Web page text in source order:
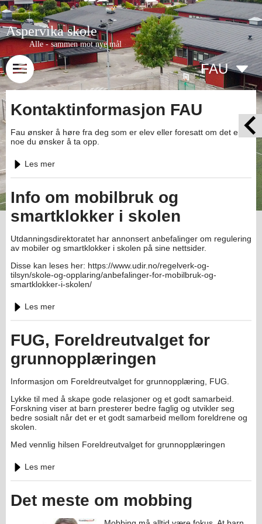
Aspervika skole
Alle - sammen mot nye mål
FAU
Kontaktinformasjon FAU
Fau ønsker å høre fra deg som er elev eller foresatt om det er
noe du ønsker å ta opp.
Les mer
Info om mobilbruk og
smartklokker i skolen
Utdanningsdirektoratet har annonsert anbefalinger om regulering
av mobiler og smartklokker i skolen på sine nettsider.
Disse kan leses her: https://www.udir.no/regelverk-og-
tilsyn/skole-og-opplaring/anbefalinger-for-mobilbruk-og-
smartklokker-i-skolen/
Les mer
FUG, Foreldreutvalget for
grunnopplæringen
Informasjon om Foreldreutvalget for grunnopplæring, FUG.
Lykke til med å skape gode relasjoner og et godt samarbeid.
Forskning viser at barn presterer bedre faglig og utvikler seg
bedre sosialt når det er et godt samarbeid mellom foreldrene og
skolen.
Med vennlig hilsen Foreldreutvalget for grunnopplæringen
Les mer
Det meste om mobbing